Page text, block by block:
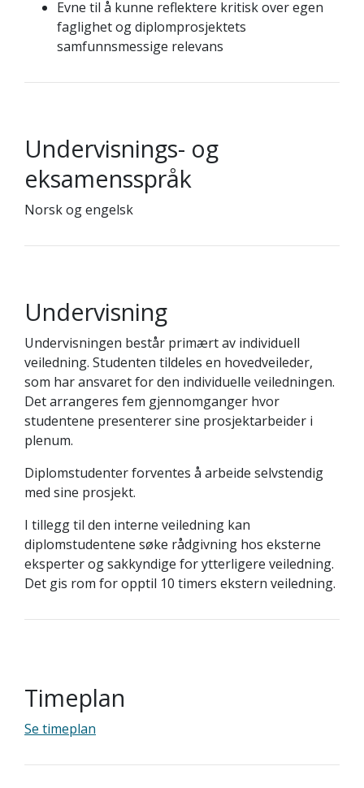
Evne til å kunne reflektere kritisk over egen
faglighet og diplomprosjektets
samfunnsmessige relevans
Undervisnings- og
eksamensspråk
Norsk og engelsk
Undervisning
Undervisningen består primært av individuell
veiledning. Studenten tildeles en hovedveileder,
som har ansvaret for den individuelle veiledningen.
Det arrangeres fem gjennomganger hvor
studentene presenterer sine prosjektarbeider i
plenum.
Diplomstudenter forventes å arbeide selvstendig
med sine prosjekt.
I tillegg til den interne veiledning kan
diplomstudentene søke rådgivning hos eksterne
eksperter og sakkyndige for ytterligere veiledning.
Det gis rom for opptil 10 timers ekstern veiledning.
Timeplan
Se timeplan